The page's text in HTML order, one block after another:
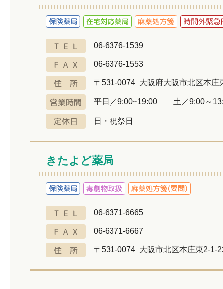
06-6376-1539
06-6376-1553
〒531-0074 大阪府大阪市北区本庄
平日／9:00~19:00 土／9:00～
日・祝祭日
きたよど薬局
06-6371-6665
06-6371-6667
〒531-0074 大阪市北区本庄東2-